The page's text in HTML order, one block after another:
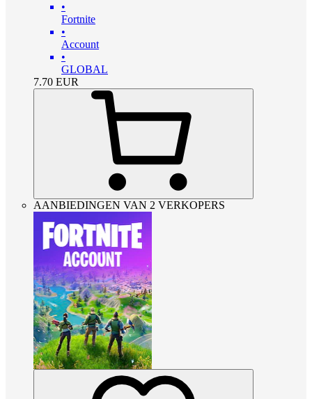
•
Fortnite
•
Account
•
GLOBAL
7.70 EUR
AANBIEDINGEN VAN 2 VERKOPERS